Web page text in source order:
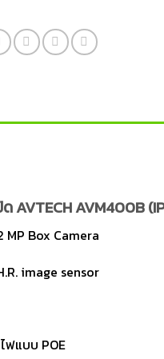
AVTECH AVM400B
MP Box Camera
image sensor
ฟแบบ POE